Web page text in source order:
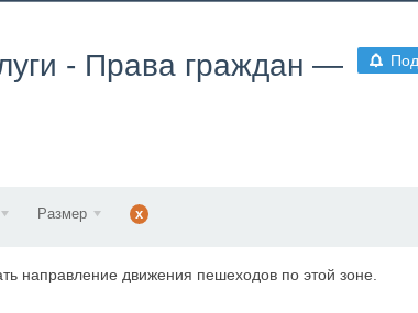
- Права граждан —
Размер x
направление движения пешеходов по этой зоне.